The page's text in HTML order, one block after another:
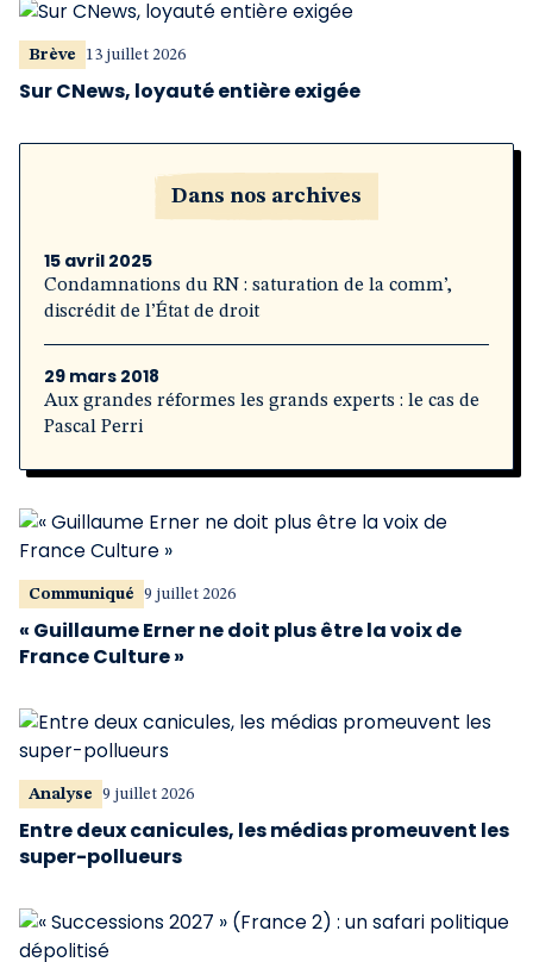
Brève 13 juillet 2026
Sur CNews, loyauté entière exigée
Dans nos archives
15 avril 2025
Condamnations du RN : saturation de la comm’,
discrédit de l’État de droit
29 mars 2018
Aux grandes réformes les grands experts : le cas de
Pascal Perri
Communiqué 9 juillet 2026
« Guillaume Erner ne doit plus être la voix de
France Culture »
Analyse 9 juillet 2026
Entre deux canicules, les médias promeuvent les
super-pollueurs